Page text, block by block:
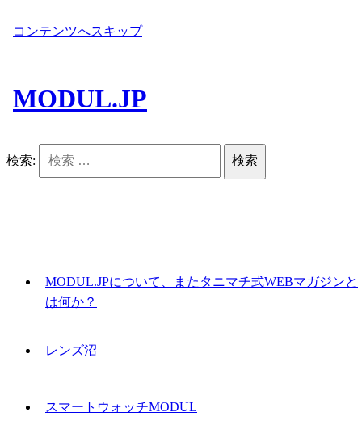
コンテンツへスキップ
MODUL.JP
検索:
MODUL.JPについて、またタニマチ式WEBマガジンと
は何か？
レンズ沼
スマートウォッチMODUL